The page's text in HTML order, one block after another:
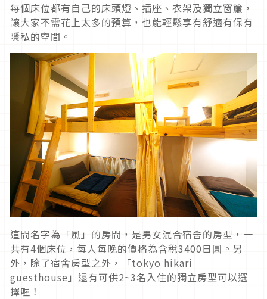
每個床位都有自己的床頭燈、插座、衣架及獨立窗簾，
讓大家不需花上太多的預算，也能輕鬆享有舒適有保有
隱私的空間。
這間名字為「風」的房間，是男女混合宿舍的房型，一
共有4個床位，每人每晚的價格為含稅3400日圓。另
外，除了宿舍房型之外，「tokyo hikari
guesthouse」還有可供2~3名入住的獨立房型可以選
擇喔！